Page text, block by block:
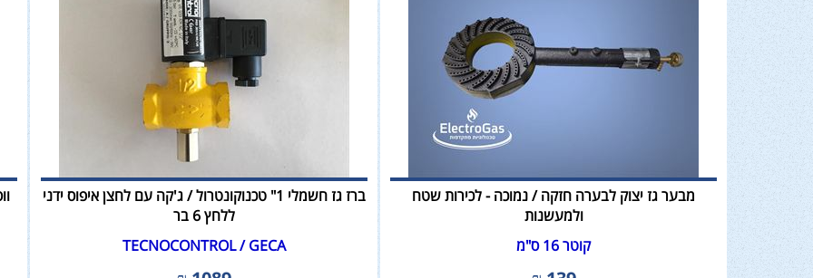
מבער גז יצוק לבערה חזקה / נמוכה - לכירות שטח
ולמעשנות
קוטר 16 ס"מ
ברז גז חשמלי 1" טכנוקונטרול / ג'קה עם לחצן איפוס ידני
ללחץ 6 בר
TECNOCONTROL / GECA